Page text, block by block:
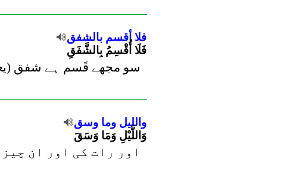
فلا أقسم بالشفق
فَلَا أُقْسِمُ بِالشَّفَقِ
سو مجھے قَسم ہے شفق
والليل وما وسق
وَاللَّيْلِ وَمَا وَسَقَ
اور رات کی اور ان